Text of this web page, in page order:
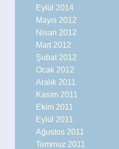
Eylül 2014
Mayıs 2012
Nisan 2012
Mart 2012
Şubat 2012
Ocak 2012
Aralık 2011
Kasım 2011
Ekim 2011
Eylül 2011
Ağustos 2011
Temmuz 2011